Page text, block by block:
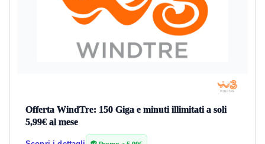
Offerta WindTre: 150 Giga e minuti illimitati a soli
5,99€ al mese